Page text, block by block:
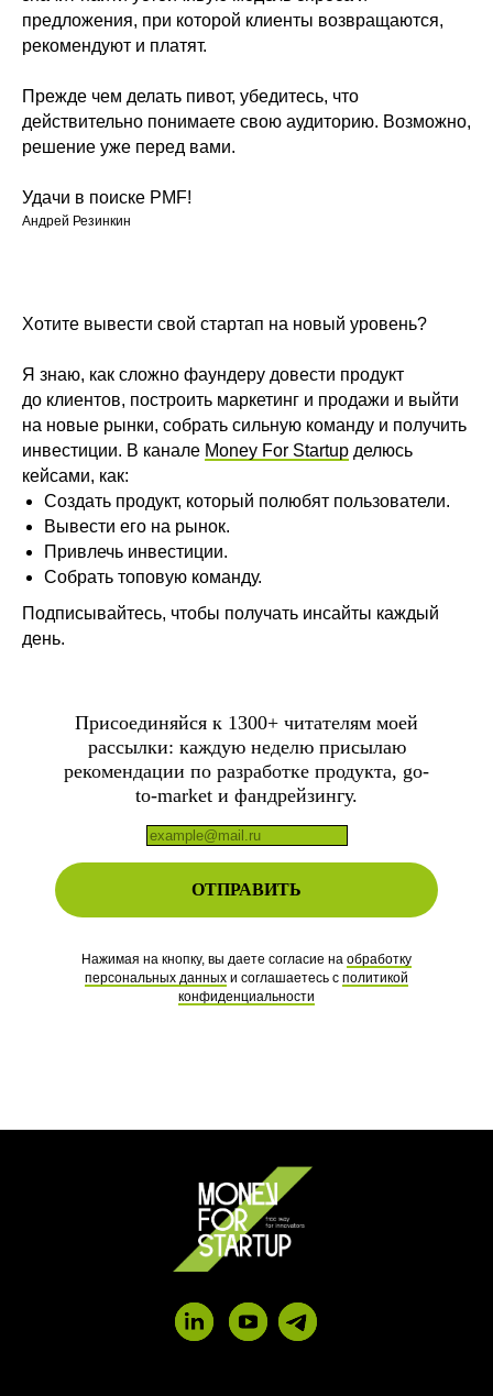
предложения, при которой клиенты возвращаются,
рекомендуют и платят.
Прежде чем делать пивот, убедитесь, что
действительно понимаете свою аудиторию. Возможно,
решение уже перед вами.
Удачи в поиске PMF!
Андрей Резинкин
Хотите вывести свой стартап на новый уровень?
Я знаю, как сложно фаундеру довести продукт
до клиентов, построить маркетинг и продажи и выйти
на новые рынки, собрать сильную команду и получить
инвестиции. В канале Money For Startup делюсь
кейсами, как:
Создать продукт, который полюбят пользователи.
Вывести его на рынок.
Привлечь инвестиции.
Собрать топовую команду.
Подписывайтесь, чтобы получать инсайты каждый
день.
Присоединяйся к 1300+ читателям моей
рассылки: каждую неделю присылаю
рекомендации по разработке продукта, go-
to-market и фандрейзингу.
ОТПРАВИТЬ
Нажимая на кнопку, вы даете согласие на обработку
персональных данных и соглашаетесь c политикой
конфиденциальности